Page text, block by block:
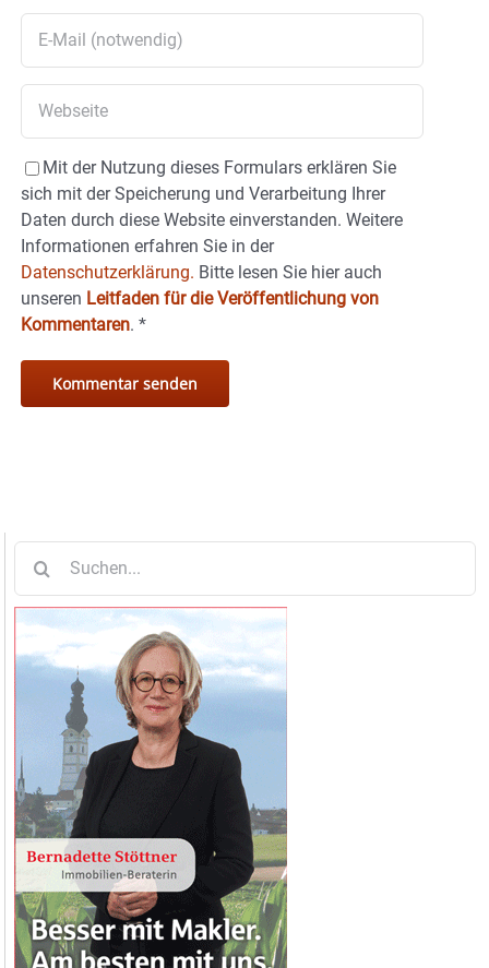
Mit der Nutzung dieses Formulars erklären Sie
sich mit der Speicherung und Verarbeitung Ihrer
Daten durch diese Website einverstanden. Weitere
Informationen erfahren Sie in der
Datenschutzerklärung. Bitte lesen Sie hier auch
unseren Leitfaden für die Veröffentlichung von
Kommentaren. *
nach: